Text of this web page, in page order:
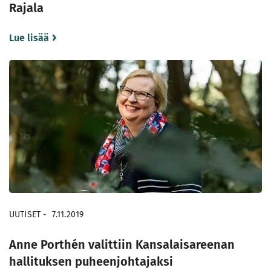
Rajala
Lue lisää
UUTISET - 7.11.2019
Anne Porthén valittiin Kansalaisareenan
hallituksen puheenjohtajaksi